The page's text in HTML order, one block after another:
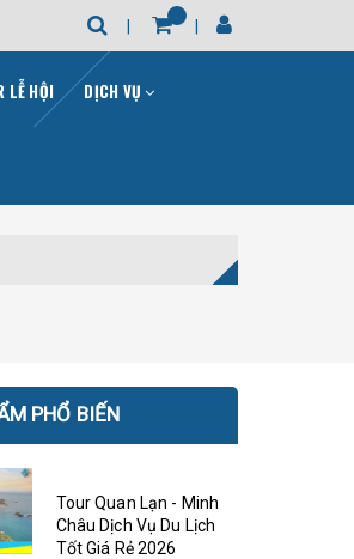
LỄ HỘI DỊCH VỤ
PHỔ BIẾN
Tour Quan Lạn - Minh
Châu Dịch Vụ Du Lịch
Tốt Giá Rẻ 2026